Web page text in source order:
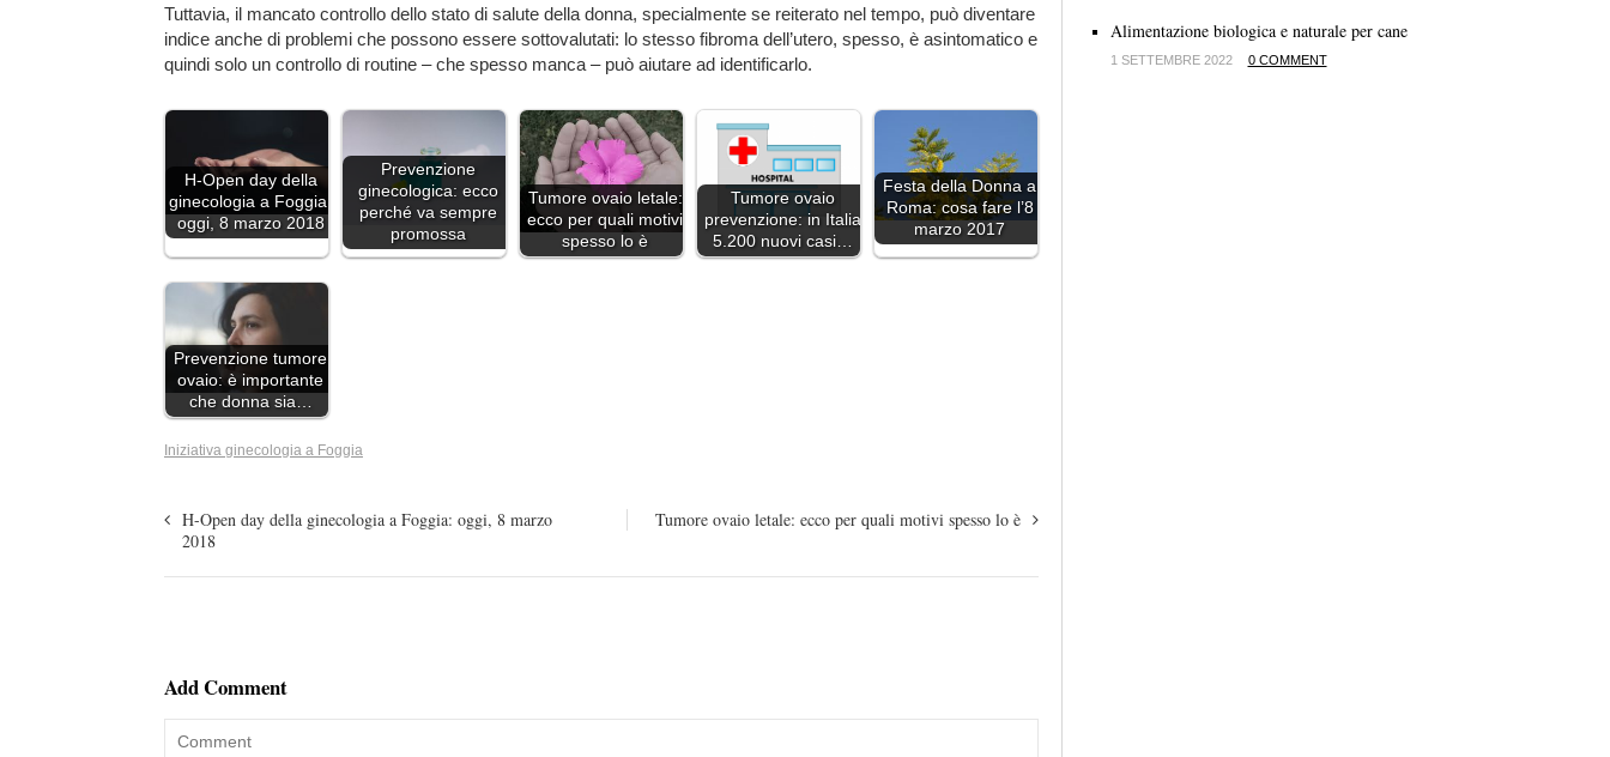
Tuttavia, il mancato controllo dello stato di salute della donna, specialmente se reiterato nel tempo, può diventare
indice anche di problemi che possono essere sottovalutati: lo stesso fibroma dell’utero, spesso, è asintomatico e
quindi solo un controllo di routine – che spesso manca – può aiutare ad identificarlo.
H-Open day della
ginecologia a Foggia:
oggi, 8 marzo 2018
Prevenzione
ginecologica: ecco
perché va sempre
promossa
Tumore ovaio letale:
ecco per quali motivi
spesso lo è
Tumore ovaio
prevenzione: in Italia
5.200 nuovi casi…
Festa della Donna a
Roma: cosa fare l’8
marzo 2017
Prevenzione tumore
ovaio: è importante
che donna sia…
Iniziativa ginecologia a Foggia
H-Open day della ginecologia a Foggia: oggi, 8 marzo
2018
Tumore ovaio letale: ecco per quali motivi spesso lo è
Add Comment
Alimentazione biologica e naturale per cane
1 SETTEMBRE 2022 0 COMMENT